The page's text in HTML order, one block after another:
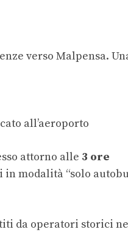
verso Malpensa.
all’aeroporto
attorno alle 3 ore
modalità “solo
da operatori storici